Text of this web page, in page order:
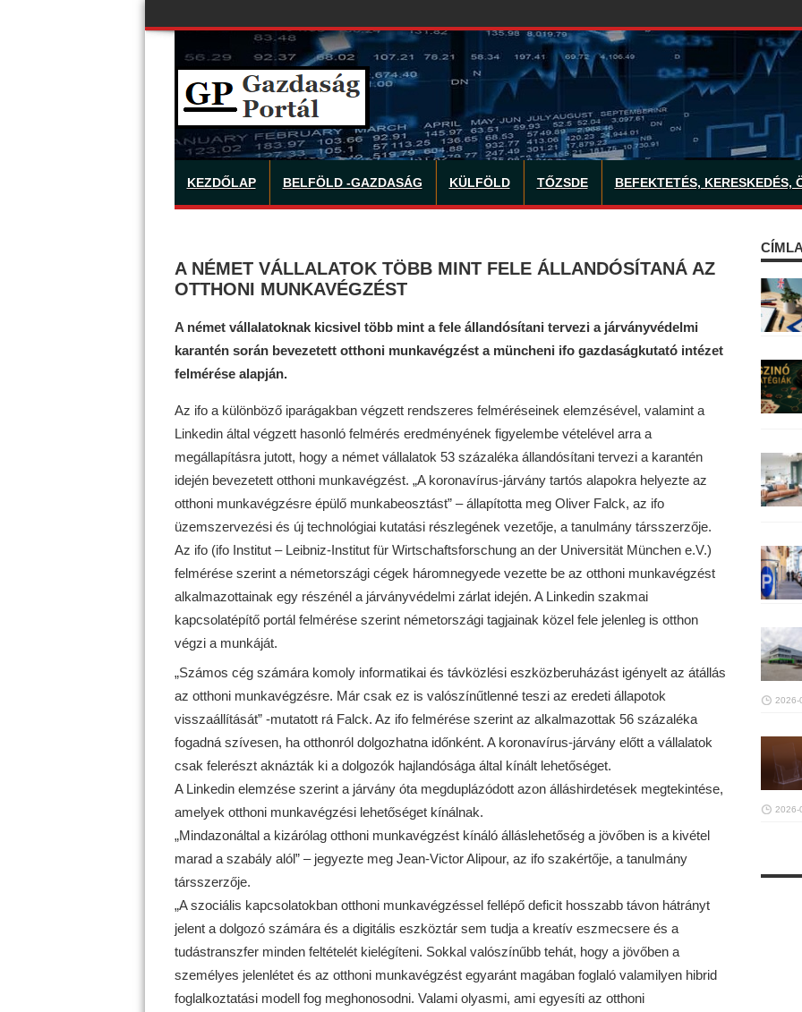
KEZDŐLAP BELFÖLD -GAZDASÁG KÜLFÖLD TŐZSDE BEFEKTETÉS, KERESKEDÉS,
A NÉMET VÁLLALATOK TÖBB MINT FELE ÁLLANDÓSÍTANÁ AZ
OTTHONI MUNKAVÉGZÉST
A német vállalatoknak kicsivel több mint a fele állandósítani tervezi a járványvédelmi
karantén során bevezetett otthoni munkavégzést a müncheni ifo gazdaságkutató intézet
felmérése alapján.
Az ifo a különböző iparágakban végzett rendszeres felméréseinek elemzésével, valamint a
Linkedin által végzett hasonló felmérés eredményének figyelembe vételével arra a
megállapításra jutott, hogy a német vállalatok 53 százaléka állandósítani tervezi a karantén
idején bevezetett otthoni munkavégzést. „A koronavírus-járvány tartós alapokra helyezte az
otthoni munkavégzésre épülő munkabeosztást” – állapította meg Oliver Falck, az ifo
üzemszervezési és új technológiai kutatási részlegének vezetője, a tanulmány társszerzője.
Az ifo (ifo Institut – Leibniz-Institut für Wirtschaftsforschung an der Universität München e.V.)
felmérése szerint a németországi cégek háromnegyede vezette be az otthoni munkavégzést
alkalmazottainak egy részénél a járványvédelmi zárlat idején. A Linkedin szakmai
kapcsolatépítő portál felmérése szerint németországi tagjainak közel fele jelenleg is otthon
végzi a munkáját.
„Számos cég számára komoly informatikai és távközlési eszközberuházást igényelt az átállás
az otthoni munkavégzésre. Már csak ez is valószínűtlenné teszi az eredeti állapotok
visszaállítását” -mutatott rá Falck. Az ifo felmérése szerint az alkalmazottak 56 százaléka
fogadná szívesen, ha otthonról dolgozhatna időnként. A koronavírus-járvány előtt a vállalatok
csak felerészt aknázták ki a dolgozók hajlandósága által kínált lehetőséget.
A Linkedin elemzése szerint a járvány óta megduplázódott azon álláshirdetések megtekintése,
amelyek otthoni munkavégzési lehetőséget kínálnak.
„Mindazonáltal a kizárólag otthoni munkavégzést kínáló álláslehetőség a jövőben is a kivétel
marad a szabály alól” – jegyezte meg Jean-Victor Alipour, az ifo szakértője, a tanulmány
társszerzője.
„A szociális kapcsolatokban otthoni munkavégzéssel fellépő deficit hosszabb távon hátrányt
jelent a dolgozó számára és a digitális eszköztár sem tudja a kreatív eszmecsere és a
tudástranszfer minden feltételét kielégíteni. Sokkal valószínűbb tehát, hogy a jövőben a
személyes jelenlétet és az otthoni munkavégzést egyaránt magában foglaló valamilyen hibrid
foglalkoztatási modell fog meghonosodni. Valami olyasmi, ami egyesíti az otthoni
2026-
2026-